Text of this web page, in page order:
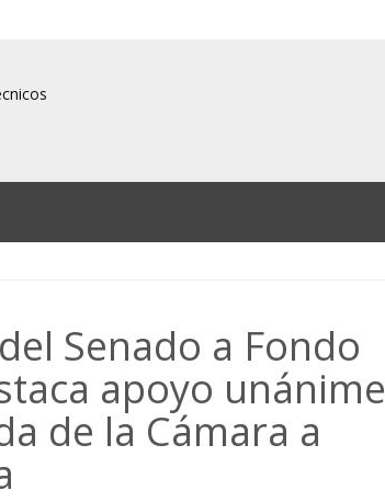
Senado a Fondo
apoyo unánime
de la Cámara a